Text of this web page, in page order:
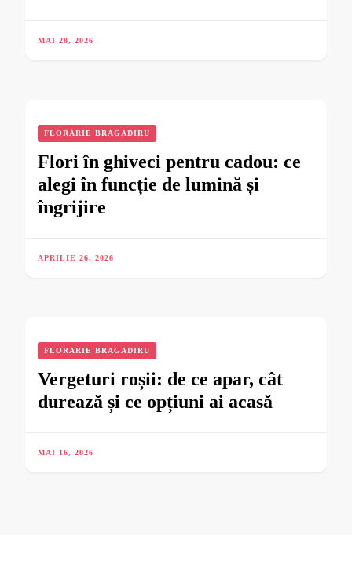
MAI 28, 2026
FLORARIE BRAGADIRU
Flori în ghiveci pentru cadou: ce
alegi în funcție de lumină și
îngrijire
APRILIE 26, 2026
FLORARIE BRAGADIRU
Vergeturi roșii: de ce apar, cât
durează și ce opțiuni ai acasă
MAI 16, 2026